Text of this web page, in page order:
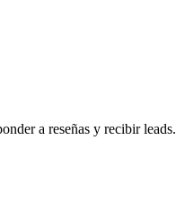
a reseñas y recibir leads.